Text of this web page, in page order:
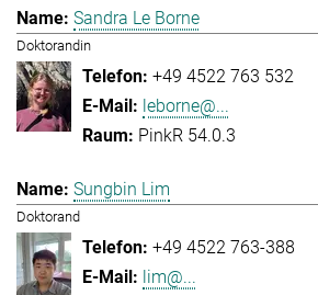
Sandra Le Borne
Doktorandin
+49 4522 763 532
leborne@...
PinkR 54.0.3
Sungbin Lim
Doktorand
+49 4522 763-388
lim@...